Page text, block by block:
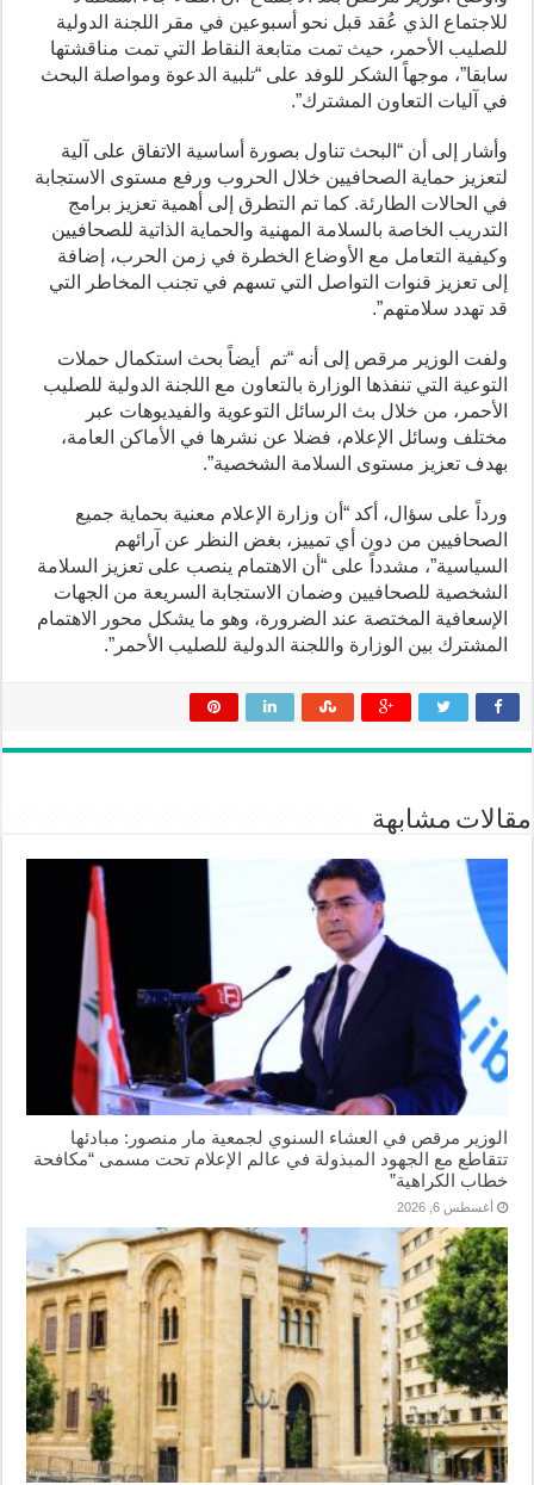
للاجتماع الذي عُقد قبل نحو أسبوعين في مقر اللجنة الدولية
للصليب الأحمر، حيث تمت متابعة النقاط التي تمت مناقشتها
سابقا”، موجهاً الشكر للوفد على “تلبية الدعوة ومواصلة البحث
في آليات التعاون المشترك”.
وأشار إلى أن “البحث تناول بصورة أساسية الاتفاق على آلية
لتعزيز حماية الصحافيين خلال الحروب ورفع مستوى الاستجابة
في الحالات الطارئة. كما تم التطرق إلى أهمية تعزيز برامج
التدريب الخاصة بالسلامة المهنية والحماية الذاتية للصحافيين
وكيفية التعامل مع الأوضاع الخطرة في زمن الحرب، إضافة
إلى تعزيز قنوات التواصل التي تسهم في تجنب المخاطر التي
قد تهدد سلامتهم”.
ولفت الوزير مرقص إلى أنه “تم أيضاً بحث استكمال حملات
التوعية التي تنفذها الوزارة بالتعاون مع اللجنة الدولية للصليب
الأحمر، من خلال بث الرسائل التوعوية والفيديوهات عبر
مختلف وسائل الإعلام، فضلا عن نشرها في الأماكن العامة،
بهدف تعزيز مستوى السلامة الشخصية”.
ورداً على سؤال، أكد “أن وزارة الإعلام معنية بحماية جميع
الصحافيين من دون أي تمييز، بغض النظر عن آرائهم
السياسية”، مشدداً على “أن الاهتمام ينصب على تعزيز السلامة
الشخصية للصحافيين وضمان الاستجابة السريعة من الجهات
الإسعافية المختصة عند الضرورة، وهو ما يشكل محور الاهتمام
المشترك بين الوزارة واللجنة الدولية للصليب الأحمر”.
مقالات مشابهة
الوزير مرقص في العشاء السنوي لجمعية مار منصور: مبادئها
تتقاطع مع الجهود المبذولة في عالم الإعلام تحت مسمى “مكافحة
خطاب الكراهية”
أغسطس 6, 2026